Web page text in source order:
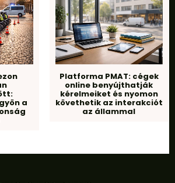
a
Platforma PMAT: cégek
online benyújthatják
kérelmeiket és nyomon
követhetik az interakciót
az állammal